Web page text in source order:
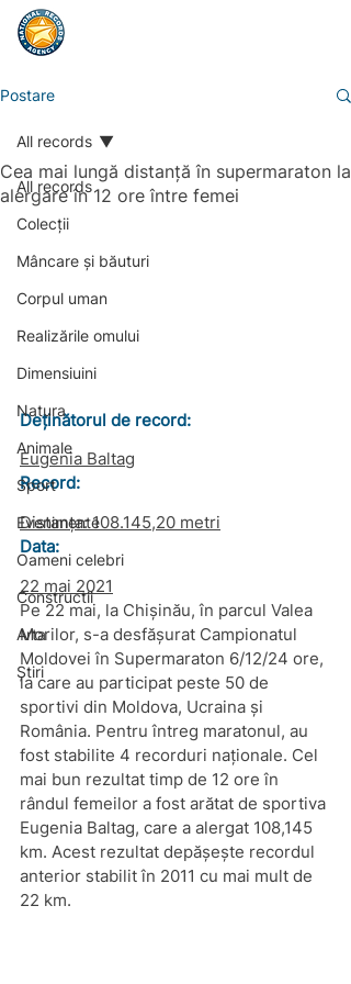
Postare
All records
Colecții
Mâncare și băuturi
Corpul uman
Realizările omului
Dimensiuini
Natura
Animale
Sport
Evenimente
Oameni celebri
Constructii
Arta
Știri
All records
Cea mai lungă distanță în supermaraton la
alergare în 12 ore între femei
Deținătorul de record:
Eugenia Baltag
Record:
Distanța: 108.145,20 metri
Data:
22 mai 2021
Pe 22 mai, la Chișinău, în parcul Valea
Morilor, s-a desfășurat Campionatul
Moldovei în Supermaraton 6/12/24 ore,
la care au participat peste 50 de
sportivi din Moldova, Ucraina și
România. Pentru întreg maratonul, au
fost stabilite 4 recorduri naționale. Cel
mai bun rezultat timp de 12 ore în
rândul femeilor a fost arătat de sportiva
Eugenia Baltag, care a alergat 108,145
km. Acest rezultat depășește recordul
anterior stabilit în 2011 cu mai mult de
22 km.